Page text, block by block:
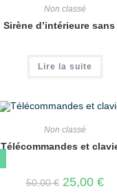
Non classé
Sirène d’intérieure
Lire la suite
Non classé
Télécommandes et
50,00€ 25,00 €